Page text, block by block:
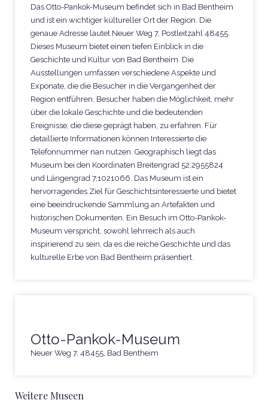
Das Otto-Pankok-Museum befindet sich in Bad Bentheim
und ist ein wichtiger kultureller Ort der Region. Die
genaue Adresse lautet Neuer Weg 7, Postleitzahl 48455.
Dieses Museum bietet einen tiefen Einblick in die
Geschichte und Kultur von Bad Bentheim. Die
Ausstellungen umfassen verschiedene Aspekte und
Exponate, die die Besucher in die Vergangenheit der
Region entführen. Besucher haben die Möglichkeit, mehr
über die lokale Geschichte und die bedeutenden
Ereignisse, die diese geprägt haben, zu erfahren. Für
detaillierte Informationen können Interessierte die
Telefonnummer nan nutzen. Geographisch liegt das
Museum bei den Koordinaten Breitengrad 52,2955824
und Längengrad 7,1021066. Das Museum ist ein
hervorragendes Ziel für Geschichtsinteressierte und bietet
eine beeindruckende Sammlung an Artefakten und
historischen Dokumenten. Ein Besuch im Otto-Pankok-
Museum verspricht, sowohl lehrreich als auch
inspirierend zu sein, da es die reiche Geschichte und das
kulturelle Erbe von Bad Bentheim präsentiert.
Otto-Pankok-Museum
Neuer Weg 7, 48455, Bad Bentheim
Weitere Museen